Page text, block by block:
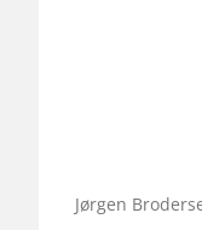
Jørgen